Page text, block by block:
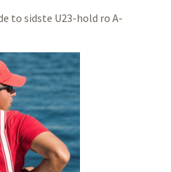
to sidste U23-hold ro A-